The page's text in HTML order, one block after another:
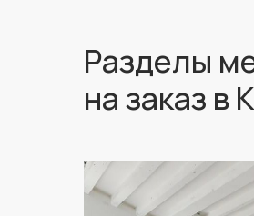
Разделы
на заказ в